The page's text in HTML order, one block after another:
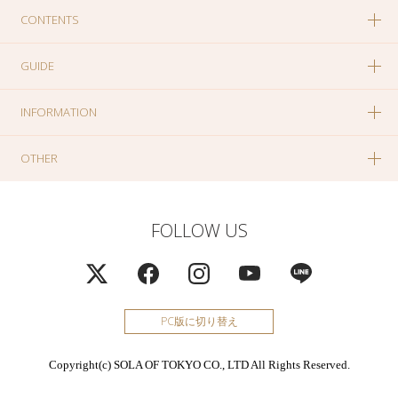
CONTENTS
GUIDE
INFORMATION
OTHER
FOLLOW US
PC版に切り替え
Copyright(c) SOLA OF TOKYO CO., LTD All Rights Reserved.